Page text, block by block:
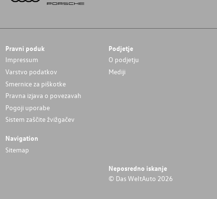
Pravni poduk
Impressum
Varstvo podatkov
Smernice za piškotke
Pravna izjava o povezavah
Pogoji uporabe
Sistem zaščite žvižgačev
Podjetje
O podjetju
Mediji
Navigation
Sitemap
Neposredno iskanje
© Das WeltAuto 2026